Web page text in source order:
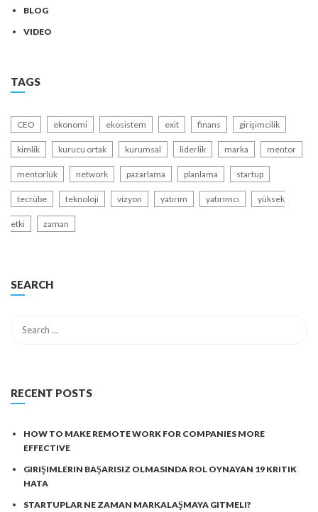
BLOG
VIDEO
TAGS
CEO ekonomi ekosistem exit finans girişimcilik
kimlik kurucu ortak kurumsal liderlik marka mentor
mentorlük network pazarlama planlama startup
tecrübe teknoloji vizyon yatırım yatırımcı yüksek
etki zaman
SEARCH
RECENT POSTS
HOW TO MAKE REMOTE WORK FOR COMPANIES MORE
EFFECTIVE
GIRIŞIMLERIN BAŞARISIZ OLMASINDA ROL OYNAYAN 19 KRITIK
HATA
STARTUPLAR NE ZAMAN MARKALAŞMAYA GITMELI?